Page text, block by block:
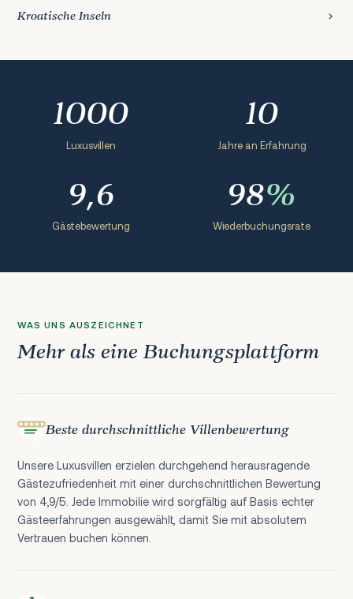
Kroatische Inseln
1000
Luxusvillen
10
Jahre an Erfahrung
9,6
Gästebewertung
98%
Wiederbuchungsrate
WAS UNS AUSZEICHNET
Mehr als eine Buchungsplattform
Beste durchschnittliche Villenbewertung
Unsere Luxusvillen erzielen durchgehend herausragende
Gästezufriedenheit mit einer durchschnittlichen Bewertung
von 4,9/5. Jede Immobilie wird sorgfältig auf Basis echter
Gästeerfahrungen ausgewählt, damit Sie mit absolutem
Vertrauen buchen können.